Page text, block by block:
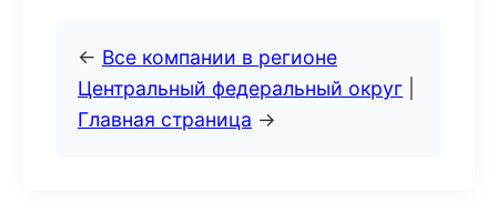
← Все компании в регионе
Центральный федеральный округ
Главная страница →